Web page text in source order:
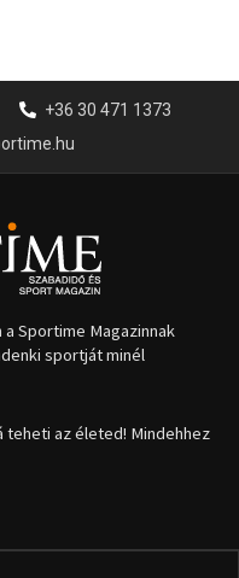
+36 30 471 1373